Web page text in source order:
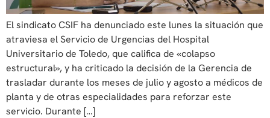
El sindicato CSIF ha denunciado este lunes la situación que
atraviesa el Servicio de Urgencias del Hospital
Universitario de Toledo, que califica de «colapso
estructural», y ha criticado la decisión de la Gerencia de
trasladar durante los meses de julio y agosto a médicos de
planta y de otras especialidades para reforzar este
servicio. Durante […]